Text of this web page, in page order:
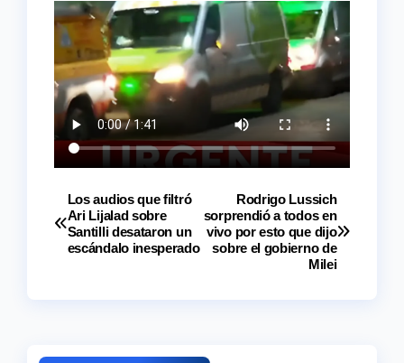
Navegación
de
Rodrigo Lussich
sorprendió a todos en
vivo por esto que dijo
sobre el gobierno de
Milei
Los audios que filtró
Ari Lijalad sobre
Santilli desataron un
escándalo inesperado